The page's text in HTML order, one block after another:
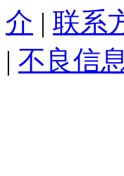
介 | 联系
| 不良信